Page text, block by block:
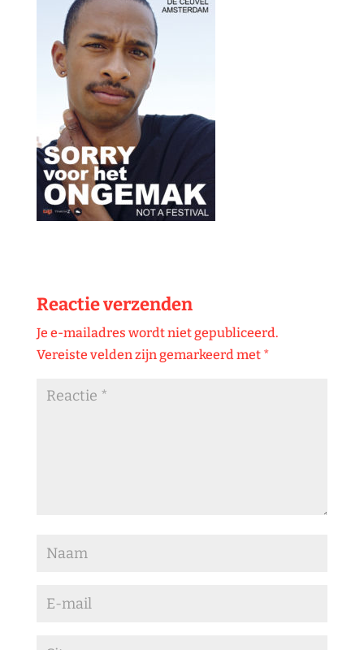
Reactie verzenden
Je e-mailadres wordt niet gepubliceerd.
Vereiste velden zijn gemarkeerd met *